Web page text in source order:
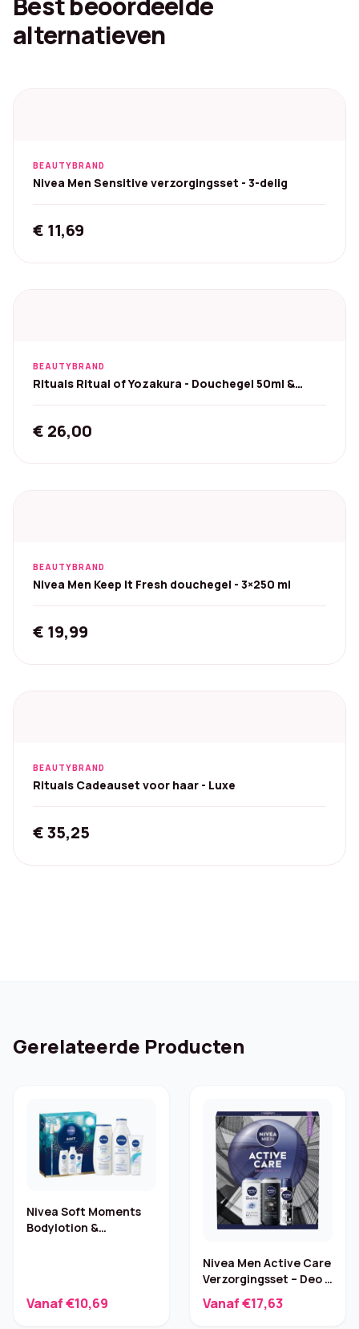
alternatieven
BEAUTYBRAND
Nivea Men Sensitive verzorgingsset - 3-delig
€ 11,69
BEAUTYBRAND
Rituals Ritual of Yozakura - Douchegel 50ml &
€ 26,00
BEAUTYBRAND
Nivea Men Keep It Fresh douchegel - 3×250 ml
€ 19,99
BEAUTYBRAND
Rituals Cadeauset voor haar - Luxe
€35,25
Gerelateerde Producten
Nivea Soft Moments
Bodylotion &
Vanaf €10,69
Nivea Men Active Care
Verzorgingsset – Deo &
Douchegel
Vanaf €17,63